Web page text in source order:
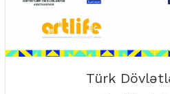
Türk